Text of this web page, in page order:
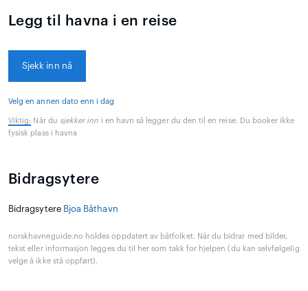
Legg til havna i en reise
Sjekk inn nå
Velg en annen dato enn i dag
Viktig: Når du sjekker inn i en havn så legger du den til en reise. Du booker ikke
fysisk plass i havna
Bidragsytere
Bidragsytere Bjoa Båthavn
norskhavneguide.no holdes oppdatert av båtfolket. Når du bidrar med bilder,
tekst eller informasjon legges du til her som takk for hjelpen (du kan selvfølgelig
velge å ikke stå oppført).